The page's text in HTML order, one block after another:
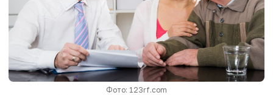
Фото: 123rf.com